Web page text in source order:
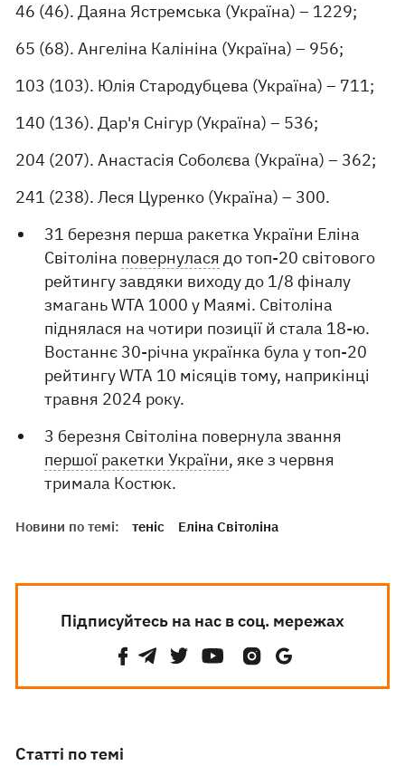
46 (46). Даяна Ястремська (Україна) – 1229;
65 (68). Ангеліна Калініна (Україна) – 956;
103 (103). Юлія Стародубцева (Україна) – 711;
140 (136). Дар'я Снігур (Україна) – 536;
204 (207). Анастасія Соболєва (Україна) – 362;
241 (238). Леся Цуренко (Україна) – 300.
31 березня перша ракетка України Еліна
Світоліна повернулася до топ-20 світового
рейтингу завдяки виходу до 1/8 фіналу
змагань WTA 1000 у Маямі. Світоліна
піднялася на чотири позиції й стала 18-ю.
Востаннє 30-річна українка була у топ-20
рейтингу WTA 10 місяців тому, наприкінці
травня 2024 року.
3 березня Світоліна повернула звання
першої ракетки України, яке з червня
тримала Костюк.
Новини по темі: теніс Еліна Світоліна
Підписуйтесь на нас в соц. мережах
Статті по темі